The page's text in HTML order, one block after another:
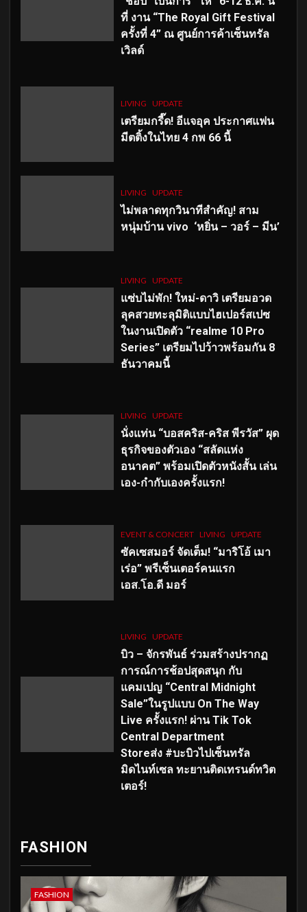
ที่ งาน “The Royal Gift Festival
ครั้งที่ 4” ณ ศูนย์การค้าเซ็นทรัล
เวิลด์
LIVING UPDATE
เตรียมกรี๊ด! อีแจอุค ประกาศแฟน
มีตติ้งในไทย 4 กพ 66 นี้
LIVING UPDATE
ไม่พลาดทุกวินาทีสำคัญ! สาม
หนุ่มบ้าน vivo ‘หยิ่น – วอร์ – มีน’
LIVING UPDATE
แซ่บไม่พัก! ใหม่-ดาวิ เตรียมอวด
ลุคสวยทะลุมิติแบบไฮเปอร์สเปซ
ในงานเปิดตัว “realme 10 Pro
Series” เตรียมไปว้าวพร้อมกัน 8
ธันวาคมนี้
LIVING UPDATE
นั่งแท่น “บอสคริส-คริส พีรวัส” ผุด
ธุรกิจของตัวเอง “สลัดแห่ง
อนาคต” พร้อมเปิดตัวหนังสั้น เล่น
เอง-กำกับเองครั้งแรก!
EVENT & CONCERT LIVING UPDATE
ซัคเซสมอร์ จัดเต็ม! “มาริโอ้ เมา
เร่อ” พรีเซ็นเตอร์คนแรก
เอส.โอ.ดี มอร์
LIVING UPDATE
บิว – จักรพันธ์ ร่วมสร้างปรากฏ
การณ์การช้อปสุดสนุก กับ
แคมเปญ “Central Midnight
Sale”ในรูปแบบ On The Way
Live ครั้งแรก! ผ่าน Tik Tok
Central Department
Storeส่ง #บะบิวไปเซ็นทรัล
มิดไนท์เซล ทะยานติดเทรนด์ทวิต
เตอร์!
FASHION
FASHION